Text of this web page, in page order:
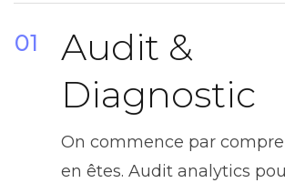
01
Audit &
Diagnostic
On commence par
en êtes. Audit analytics